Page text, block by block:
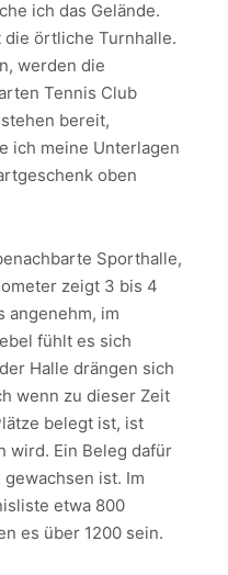
ich das Gelände.
örtliche Turnhalle.
werden die
Tennis Club
bereit,
ich meine Unterlagen
oben
Sporthalle,
zeigt 3 bis 4
angenehm, im
fühlt es sich
Halle drängen sich
wenn zu dieser Zeit
belegt ist, ist
wird. Ein Beleg dafür
ist. Im
etwa 800
es über 1200 sein.